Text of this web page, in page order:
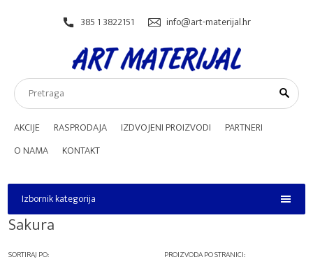
Izbornik kategorija
Izbornik kategorija
385 1 3822151 info@art-materijal.hr
AKCIJE RASPRODAJA IZDVOJENI PROIZVODI
PARTNERI
O NAMA
KONTAKT
Sakura
SORTIRAJ PO: PROIZVODA PO STRANICI: